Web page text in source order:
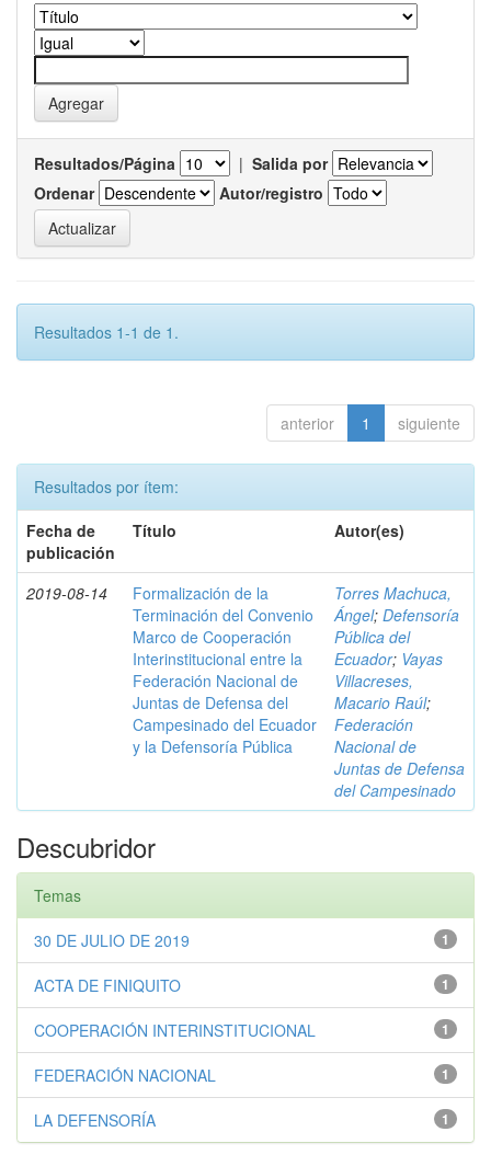
Resultados/Página | Salida por
Ordenar
Autor/registro
Resultados 1-1 de 1.
anterior 1 siguiente
Resultados por ítem:
Fecha de
publicación
Título Autor(es)
2019-08-14
Formalización de la
Terminación del Convenio
Marco de Cooperación
Interinstitucional entre la
Federación Nacional de
Juntas de Defensa del
Campesinado del Ecuador
y la Defensoría Pública
Torres Machuca,
Ángel; Defensoría
Pública del
Ecuador; Vayas
Villacreses,
Macario Raúl;
Federación
Nacional de
Juntas de Defensa
del Campesinado
Descubridor
Temas
1
30 DE JULIO DE 2019
1
ACTA DE FINIQUITO
1
COOPERACIÓN INTERINSTITUCIONAL
1
FEDERACIÓN NACIONAL
1
LA DEFENSORÍA